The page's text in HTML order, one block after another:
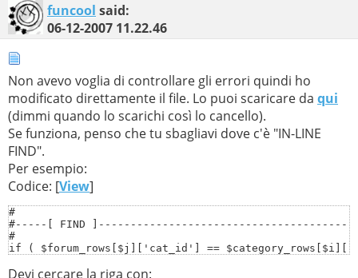
funcool said:
06-12-2007 11.22.46
Non avevo voglia di controllare gli errori quindi ho
modificato direttamente il file. Lo puoi scaricare da qui
(dimmi quando lo scarichi così lo cancello).
Se funziona, penso che tu sbagliavi dove c'è "IN-LINE
FIND".
Per esempio:
Codice: [View]
#
#-----[ FIND
#
if ( $forum_rows[$j]['cat_id'] ==
Devi cercare la riga con: